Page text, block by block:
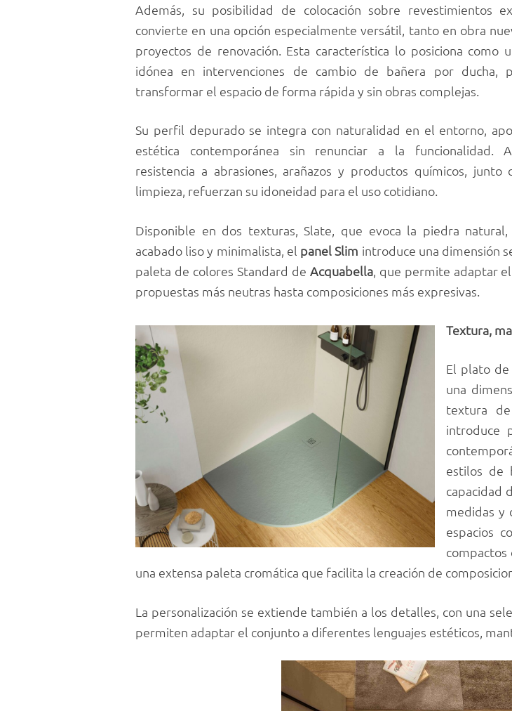
Además, su posibilidad de colocación sobre revestimientos
convierte en una opción especialmente versátil, tanto en obra
proyectos de renovación. Esta característica lo posiciona como
idónea en intervenciones de cambio de bañera por ducha,
transformar el espacio de forma rápida y sin obras complejas.
Su perfil depurado se integra con naturalidad en el entorno,
estética contemporánea sin renunciar a la funcionalidad.
resistencia a abrasiones, arañazos y productos químicos, junto
limpieza, refuerzan su idoneidad para el uso cotidiano.
Disponible en dos texturas, Slate, que evoca la piedra
acabado liso y minimalista, el panel Slim introduce una dimensión
paleta de colores Standard de Acquabella, que permite adaptar
propuestas más neutras hasta composiciones más expresivas.
Textura,
El plato de
una
textura
introduce
estilos de
capacidad
medidas y
espacios
compactos
una extensa paleta cromática que facilita la creación de
La personalización se extiende también a los detalles, con una
permiten adaptar el conjunto a diferentes lenguajes estéticos,